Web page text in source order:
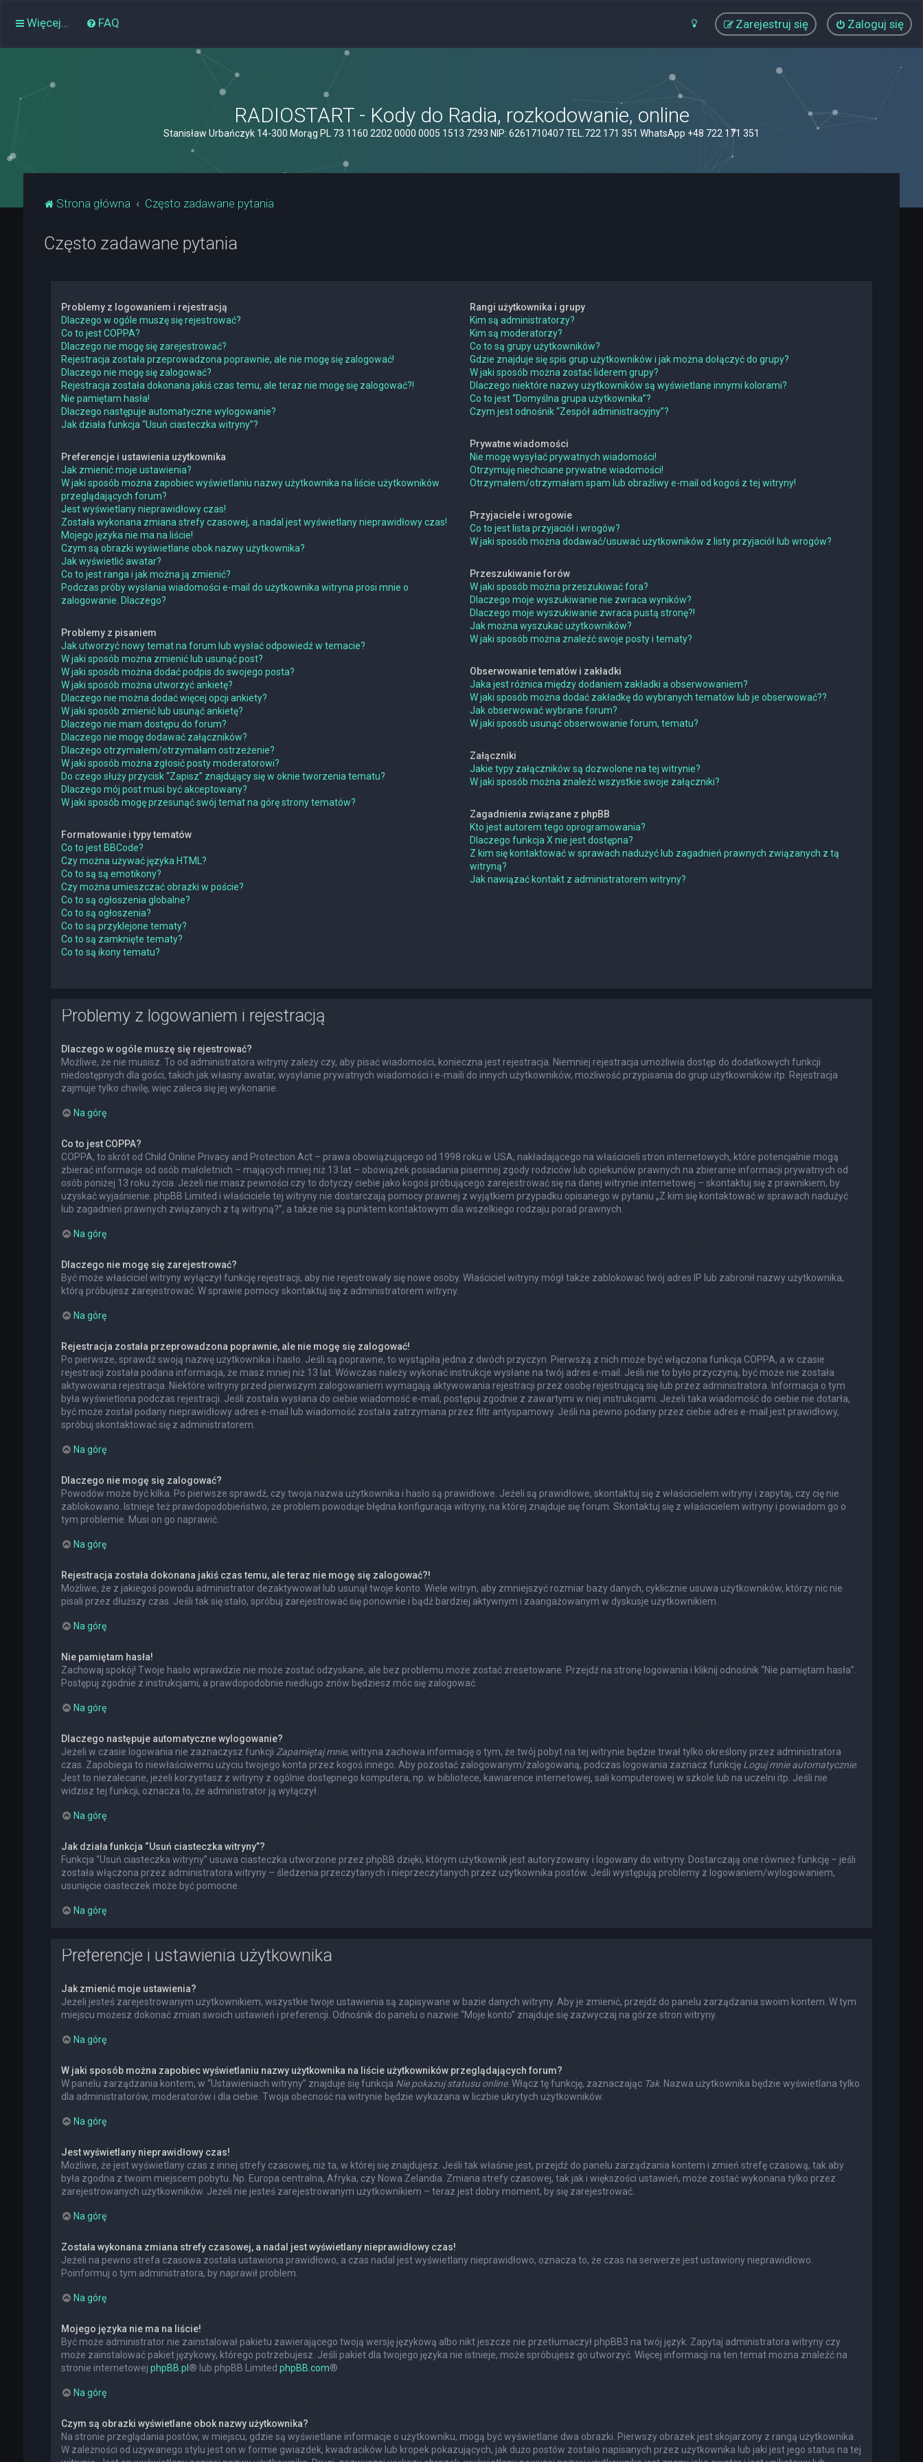
Więcej… FAQ Zaloguj się
Zarejestruj się
RADIOSTART - Kody do Radia, rozkodowanie, online
Stanisław Urbańczyk 14-300 Morąg PL 73 1160 2202 0000 0005 1513 7293 NIP: 6261710407 TEL.722 171 351 WhatsApp +48 722 171 351
Strona główna Często zadawane pytania
Często zadawane pytania
Problemy z logowaniem i rejestracją
Dlaczego w ogóle muszę się rejestrować?
Co to jest COPPA?
Dlaczego nie mogę się zarejestrować?
Rejestracja została przeprowadzona poprawnie, ale nie mogę się zalogować!
Dlaczego nie mogę się zalogować?
Rejestracja została dokonana jakiś czas temu, ale teraz nie mogę się zalogować?!
Nie pamiętam hasła!
Dlaczego następuje automatyczne wylogowanie?
Jak działa funkcja “Usuń ciasteczka witryny”?
Preferencje i ustawienia użytkownika
Jak zmienić moje ustawienia?
W jaki sposób można zapobiec wyświetlaniu nazwy użytkownika na liście użytkowników
przeglądających forum?
Jest wyświetlany nieprawidłowy czas!
Została wykonana zmiana strefy czasowej, a nadal jest wyświetlany nieprawidłowy czas!
Mojego języka nie ma na liście!
Czym są obrazki wyświetlane obok nazwy użytkownika?
Jak wyświetlić awatar?
Co to jest ranga i jak można ją zmienić?
Podczas próby wysłania wiadomości e-mail do użytkownika witryna prosi mnie o
zalogowanie. Dlaczego?
Problemy z pisaniem
Jak utworzyć nowy temat na forum lub wysłać odpowiedź w temacie?
W jaki sposób można zmienić lub usunąć post?
W jaki sposób można dodać podpis do swojego posta?
W jaki sposób można utworzyć ankietę?
Dlaczego nie można dodać więcej opcji ankiety?
W jaki sposób zmienić lub usunąć ankietę?
Dlaczego nie mam dostępu do forum?
Dlaczego nie mogę dodawać załączników?
Dlaczego otrzymałem/otrzymałam ostrzeżenie?
W jaki sposób można zgłosić posty moderatorowi?
Do czego służy przycisk “Zapisz” znajdujący się w oknie tworzenia tematu?
Dlaczego mój post musi być akceptowany?
W jaki sposób mogę przesunąć swój temat na górę strony tematów?
Formatowanie i typy tematów
Co to jest BBCode?
Czy można używać języka HTML?
Co to są są emotikony?
Czy można umieszczać obrazki w poście?
Co to są ogłoszenia globalne?
Co to są ogłoszenia?
Co to są przyklejone tematy?
Co to są zamknięte tematy?
Co to są ikony tematu?
Rangi użytkownika i grupy
Kim są administratorzy?
Kim są moderatorzy?
Co to są grupy użytkowników?
Gdzie znajduje się spis grup użytkowników i jak można dołączyć do grupy?
W jaki sposób można zostać liderem grupy?
Dlaczego niektóre nazwy użytkowników są wyświetlane innymi kolorami?
Co to jest “Domyślna grupa użytkownika”?
Czym jest odnośnik “Zespół administracyjny”?
Prywatne wiadomości
Nie mogę wysyłać prywatnych wiadomości!
Otrzymuję niechciane prywatne wiadomości!
Otrzymałem/otrzymałam spam lub obraźliwy e-mail od kogoś z tej witryny!
Przyjaciele i wrogowie
Co to jest lista przyjaciół i wrogów?
W jaki sposób można dodawać/usuwać użytkowników z listy przyjaciół lub wrogów?
Przeszukiwanie forów
W jaki sposób można przeszukiwać fora?
Dlaczego moje wyszukiwanie nie zwraca wyników?
Dlaczego moje wyszukiwanie zwraca pustą stronę?!
Jak można wyszukać użytkowników?
W jaki sposób można znaleźć swoje posty i tematy?
Obserwowanie tematów i zakładki
Jaka jest różnica między dodaniem zakładki a obserwowaniem?
W jaki sposób można dodać zakładkę do wybranych tematów lub je obserwować??
Jak obserwować wybrane forum?
W jaki sposób usunąć obserwowanie forum, tematu?
Załączniki
Jakie typy załączników są dozwolone na tej witrynie?
W jaki sposób można znaleźć wszystkie swoje załączniki?
Zagadnienia związane z phpBB
Kto jest autorem tego oprogramowania?
Dlaczego funkcja X nie jest dostępna?
Z kim się kontaktować w sprawach nadużyć lub zagadnień prawnych związanych z tą
witryną?
Jak nawiązać kontakt z administratorem witryny?
Problemy z logowaniem i rejestracją
Dlaczego w ogóle muszę się rejestrować?
Możliwe, że nie musisz. To od administratora witryny zależy czy, aby pisać wiadomości, konieczna jest rejestracja. Niemniej rejestracja umożliwia dostęp do dodatkowych funkcji
niedostępnych dla gości, takich jak własny awatar, wysyłanie prywatnych wiadomości i e-maili do innych użytkowników, możliwość przypisania do grup użytkowników itp. Rejestracja
zajmuje tylko chwilę, więc zaleca się jej wykonanie.
Na górę
Co to jest COPPA?
COPPA, to skrót od Child Online Privacy and Protection Act – prawa obowiązującego od 1998 roku w USA, nakładającego na właścicieli stron internetowych, które potencjalnie mogą
zbierać informacje od osób małoletnich – mających mniej niż 13 lat – obowiązek posiadania pisemnej zgody rodziców lub opiekunów prawnych na zbieranie informacji prywatnych od
osób poniżej 13 roku życia. Jeżeli nie masz pewności czy to dotyczy ciebie jako kogoś próbującego zarejestrować się na danej witrynie internetowej – skontaktuj się z prawnikiem, by
uzyskać wyjaśnienie. phpBB Limited i właściciele tej witryny nie dostarczają pomocy prawnej z wyjątkiem przypadku opisanego w pytaniu „Z kim się kontaktować w sprawach nadużyć
lub zagadnień prawnych związanych z tą witryną?”, a także nie są punktem kontaktowym dla wszelkiego rodzaju porad prawnych.
Na górę
Dlaczego nie mogę się zarejestrować?
Być może właściciel witryny wyłączył funkcję rejestracji, aby nie rejestrowały się nowe osoby. Właściciel witryny mógł także zablokować twój adres IP lub zabronił nazwy użytkownika,
którą próbujesz zarejestrować. W sprawie pomocy skontaktuj się z administratorem witryny.
Na górę
Rejestracja została przeprowadzona poprawnie, ale nie mogę się zalogować!
Po pierwsze, sprawdź swoją nazwę użytkownika i hasło. Jeśli są poprawne, to wystąpiła jedna z dwóch przyczyn. Pierwszą z nich może być włączona funkcja COPPA, a w czasie
rejestracji została podana informacja, że masz mniej niż 13 lat. Wówczas należy wykonać instrukcje wysłane na twój adres e-mail. Jeśli nie to było przyczyną, być może nie została
aktywowana rejestracja. Niektóre witryny przed pierwszym zalogowaniem wymagają aktywowania rejestracji przez osobę rejestrującą się lub przez administratora. Informacja o tym
była wyświetlona podczas rejestracji. Jeśli została wysłana do ciebie wiadomość e-mail, postępuj zgodnie z zawartymi w niej instrukcjami. Jeżeli taka wiadomość do ciebie nie dotarła,
być może został podany nieprawidłowy adres e-mail lub wiadomość została zatrzymana przez filtr antyspamowy. Jeśli na pewno podany przez ciebie adres e-mail jest prawidłowy,
spróbuj skontaktować się z administratorem.
Na górę
Dlaczego nie mogę się zalogować?
Powodów może być kilka. Po pierwsze sprawdź, czy twoja nazwa użytkownika i hasło są prawidłowe. Jeżeli są prawidłowe, skontaktuj się z właścicielem witryny i zapytaj, czy cię nie
zablokowano. Istnieje też prawdopodobieństwo, że problem powoduje błędna konfiguracja witryny, na której znajduje się forum. Skontaktuj się z właścicielem witryny i powiadom go o
tym problemie. Musi on go naprawić.
Na górę
Rejestracja została dokonana jakiś czas temu, ale teraz nie mogę się zalogować?!
Możliwe, że z jakiegoś powodu administrator dezaktywował lub usunął twoje konto. Wiele witryn, aby zmniejszyć rozmiar bazy danych, cyklicznie usuwa użytkowników, którzy nic nie
pisali przez dłuższy czas. Jeśli tak się stało, spróbuj zarejestrować się ponownie i bądź bardziej aktywnym i zaangażowanym w dyskusje użytkownikiem.
Na górę
Nie pamiętam hasła!
Zachowaj spokój! Twoje hasło wprawdzie nie może zostać odzyskane, ale bez problemu może zostać zresetowane. Przejdź na stronę logowania i kliknij odnośnik “Nie pamiętam hasła”.
Postępuj zgodnie z instrukcjami, a prawdopodobnie niedługo znów będziesz móc się zalogować.
Na górę
Dlaczego następuje automatyczne wylogowanie?
Jeżeli w czasie logowania nie zaznaczysz funkcji Zapamiętaj mnie, witryna zachowa informację o tym, że twój pobyt na tej witrynie będzie trwał tylko określony przez administratora
czas. Zapobiega to niewłaściwemu użyciu twojego konta przez kogoś innego. Aby pozostać zalogowanym/zalogowaną, podczas logowania zaznacz funkcję Loguj mnie automatycznie.
Jest to niezalecane, jeżeli korzystasz z witryny z ogólnie dostępnego komputera, np. w bibliotece, kawiarence internetowej, sali komputerowej w szkole lub na uczelni itp. Jeśli nie
widzisz tej funkcji, oznacza to, że administrator ją wyłączył.
Na górę
Jak działa funkcja “Usuń ciasteczka witryny”?
Funkcja “Usuń ciasteczka witryny” usuwa ciasteczka utworzone przez phpBB dzięki, którym użytkownik jest autoryzowany i logowany do witryny. Dostarczają one również funkcję – jeśli
została włączona przez administratora witryny – śledzenia przeczytanych i nieprzeczytanych przez użytkownika postów. Jeśli występują problemy z logowaniem/wylogowaniem,
usunięcie ciasteczek może być pomocne.
Na górę
Preferencje i ustawienia użytkownika
Jak zmienić moje ustawienia?
Jeżeli jesteś zarejestrowanym użytkownikiem, wszystkie twoje ustawienia są zapisywane w bazie danych witryny. Aby je zmienić, przejdź do panelu zarządzania swoim kontem. W tym
miejscu możesz dokonać zmian swoich ustawień i preferencji. Odnośnik do panelu o nazwie “Moje konto” znajduje się zazwyczaj na górze stron witryny.
Na górę
W jaki sposób można zapobiec wyświetlaniu nazwy użytkownika na liście użytkowników przeglądających forum?
W panelu zarządzania kontem, w “Ustawieniach witryny” znajduje się funkcja Nie pokazuj statusu online. Włącz tę funkcję, zaznaczając Tak. Nazwa użytkownika będzie wyświetlana tylko
dla administratorów, moderatorów i dla ciebie. Twoja obecność na witrynie będzie wykazana w liczbie ukrytych użytkowników.
Na górę
Jest wyświetlany nieprawidłowy czas!
Możliwe, że jest wyświetlany czas z innej strefy czasowej, niż ta, w której się znajdujesz. Jeśli tak właśnie jest, przejdź do panelu zarządzania kontem i zmień strefę czasową, tak aby
była zgodna z twoim miejscem pobytu. Np. Europa centralna, Afryka, czy Nowa Zelandia. Zmiana strefy czasowej, tak jak i większości ustawień, może zostać wykonana tylko przez
zarejestrowanych użytkowników. Jeżeli nie jesteś zarejestrowanym użytkownikiem – teraz jest dobry moment, by się zarejestrować.
Na górę
Została wykonana zmiana strefy czasowej, a nadal jest wyświetlany nieprawidłowy czas!
Jeżeli na pewno strefa czasowa została ustawiona prawidłowo, a czas nadal jest wyświetlany nieprawidłowo, oznacza to, że czas na serwerze jest ustawiony nieprawidłowo.
Poinformuj o tym administratora, by naprawił problem.
Na górę
Mojego języka nie ma na liście!
Być może administrator nie zainstalował pakietu zawierającego twoją wersję językową albo nikt jeszcze nie przetłumaczył phpBB3 na twój język. Zapytaj administratora witryny czy
może zainstalować pakiet językowy, którego potrzebujesz. Jeśli pakiet dla twojego języka nie istnieje, może spróbujesz go utworzyć. Więcej informacji na ten temat można znaleźć na
stronie internetowej phpBB.pl ® lub phpBB Limited phpBB.com®
Na górę
Czym są obrazki wyświetlane obok nazwy użytkownika?
Na stronie przeglądania postów, w miejscu, gdzie są wyświetlane informacje o użytkowniku, mogą być wyświetlane dwa obrazki. Pierwszy obrazek jest skojarzony z rangą użytkownika.
W zależności od używanego stylu jest on w formie gwiazdek, kwadracików lub kropek pokazujących, jak dużo postów zostało napisanych przez użytkownika lub jaki jest jego status na tej